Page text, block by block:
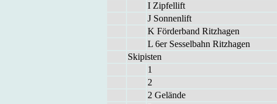
I Zip­fel­lift
J Son­nen­lift
K För­der­band Ritz­ha­gen
L 6er Ses­sel­bahn Ritz­ha­gen
Ski­pis­ten
1
2
2 Ge­län­de